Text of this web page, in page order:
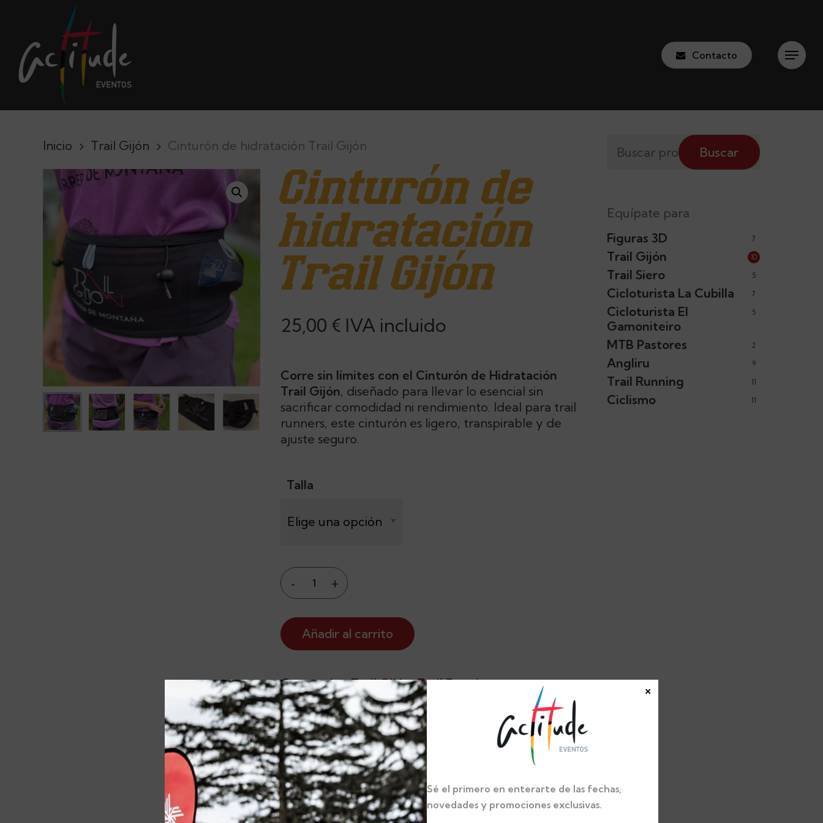
content
Contacto Menu
Inicio Trail Gijón Cinturón de hidratación Trail Gijón
Cinturón de
hidratación
Trail Gijón
25,00 € IVA incluido
Corre sin límites con el Cinturón de Hidratación
Trail Gijón, diseñado para llevar lo esencial sin
sacrificar comodidad ni rendimiento. Ideal para trail
runners, este cinturón es ligero, transpirable y de
ajuste seguro.
Talla
Elige una opción
Añadir al carrito
Categorías:Trail Gijón,Trail Running
Descripción
Corre sin límites con el Cinturón de Hidratación
Trail Gijón, diseñado para llevar lo esencial sin
sacrificar comodidad ni rendimiento. Ideal para trail
runners, este cinturón es ligero, transpirable y de
ajuste seguro.
por:
Buscar
Equípate para
Figuras 3D
7
Trail Gijón 10
Trail Siero 5
Cicloturista La Cubilla 7
Cicloturista El
Gamoniteiro
5
MTB Pastores 2
Angliru 9
Trail Running 11
Ciclismo 11
Sé el primero en enterarte de las fechas,
novedades y promociones exclusivas.
×